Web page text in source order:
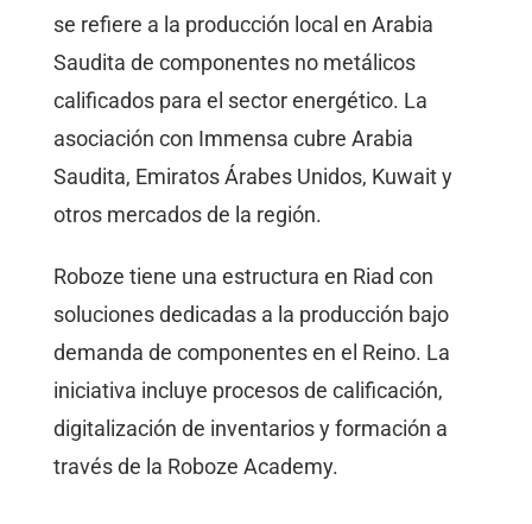
se refiere a la producción local en Arabia
Saudita de componentes no metálicos
calificados para el sector energético. La
asociación con Immensa cubre Arabia
Saudita, Emiratos Árabes Unidos, Kuwait y
otros mercados de la región.
Roboze tiene una estructura en Riad con
soluciones dedicadas a la producción bajo
demanda de componentes en el Reino. La
iniciativa incluye procesos de calificación,
digitalización de inventarios y formación a
través de la Roboze Academy.